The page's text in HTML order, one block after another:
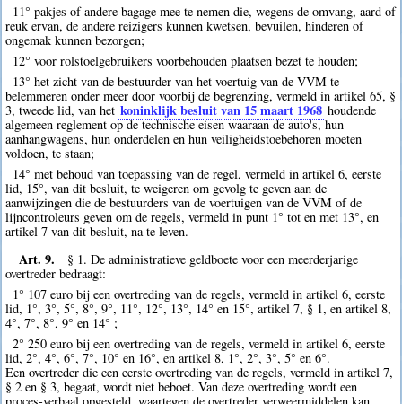
11° pakjes of andere bagage mee te nemen die, wegens de omvang, aard of
reuk ervan, de andere reizigers kunnen kwetsen, bevuilen, hinderen of
ongemak kunnen bezorgen;
12° voor rolstoelgebruikers voorbehouden plaatsen bezet te houden;
13° het zicht van de bestuurder van het voertuig van de VVM te
belemmeren onder meer door voorbij de begrenzing, vermeld in artikel 65, §
3, tweede lid, van het koninklijk besluit van 15 maart 1968 houdende
algemeen reglement op de technische eisen waaraan de auto's, hun
aanhangwagens, hun onderdelen en hun veiligheidstoebehoren moeten
voldoen, te staan;
14° met behoud van toepassing van de regel, vermeld in artikel 6, eerste
lid, 15°, van dit besluit, te weigeren om gevolg te geven aan de
aanwijzingen die de bestuurders van de voertuigen van de VVM of de
lijncontroleurs geven om de regels, vermeld in punt 1° tot en met 13°, en
artikel 7 van dit besluit, na te leven.
Art. 9.
§ 1. De administratieve geldboete voor een meerderjarige
overtreder bedraagt:
1° 107 euro bij een overtreding van de regels, vermeld in artikel 6, eerste
lid, 1°, 3°, 5°, 8°, 9°, 11°, 12°, 13°, 14° en 15°, artikel 7, § 1, en artikel 8,
4°, 7°, 8°, 9° en 14° ;
2° 250 euro bij een overtreding van de regels, vermeld in artikel 6, eerste
lid, 2°, 4°, 6°, 7°, 10° en 16°, en artikel 8, 1°, 2°, 3°, 5° en 6°.
Een overtreder die een eerste overtreding van de regels, vermeld in artikel 7,
§ 2 en § 3, begaat, wordt niet beboet. Van deze overtreding wordt een